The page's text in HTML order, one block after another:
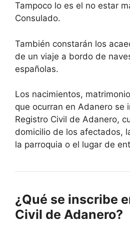
Tampoco lo es el no estar
Consulado.
También constarán los
de un viaje a bordo de
españolas.
Los nacimientos,
que ocurran en Adanero se
Registro Civil de Adanero,
domicilio de los afectados,
la parroquia o el lugar de
¿Qué se inscribe
Civil de Adanero?